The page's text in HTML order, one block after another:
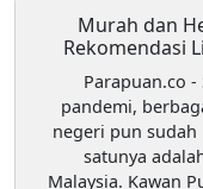
Murah dan
Rekomendasi
Parapuan.co -
pandemi,
negeri pun sudah
satunya
Malaysia. Kawan